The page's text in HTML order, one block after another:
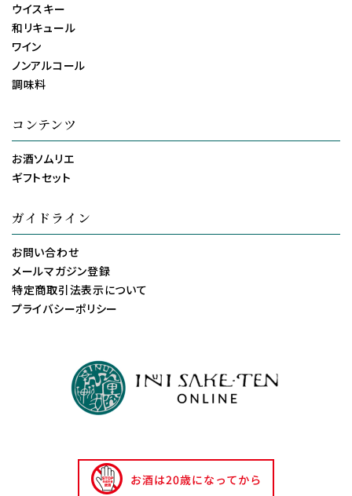
ウイスキー
和リキュール
ワイン
ノンアルコール
調味料
コンテンツ
お酒ソムリエ
ギフトセット
ガイドライン
お問い合わせ
メールマガジン登録
特定商取引法表示について
プライバシーポリシー